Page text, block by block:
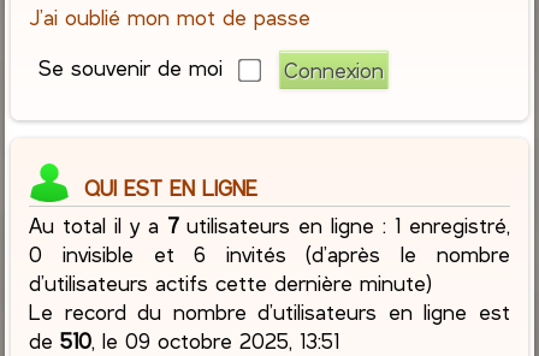
J’ai oublié mon mot de passe
Se souvenir de moi
QUI EST EN LIGNE
Au total il y a 7utilisateurs en ligne : 1 enregistré,
0 invisible et 6 invités (d’après le nombre
d’utilisateurs actifs cette dernière minute)
Le record du nombre d’utilisateurs en ligne est
de510, le 09 octobre 2025, 13:51